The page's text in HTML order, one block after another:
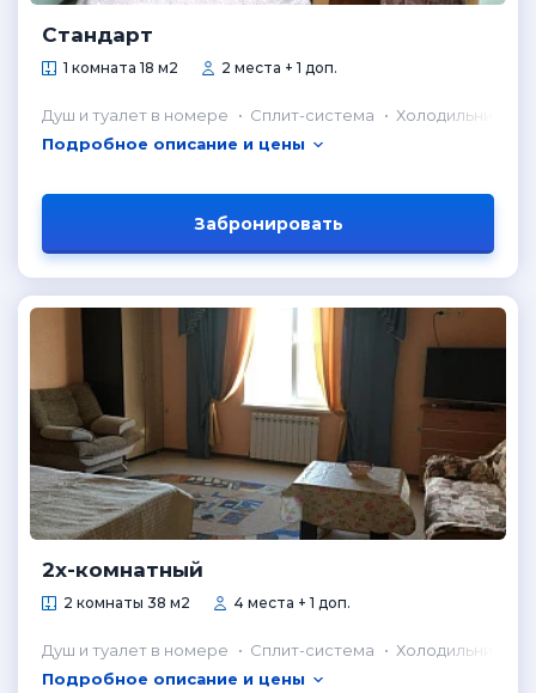
Стандарт
1 комната 18 м2 2 места + 1 доп.
Душ и туалет в номере Сплит-система
Холодильник в
Подробное описание и цены
Забронировать
2х-комнатный
2 комнаты 38 м2 4 места + 1 доп.
Душ и туалет в номере Сплит-система
Холодильник в
Подробное описание и цены